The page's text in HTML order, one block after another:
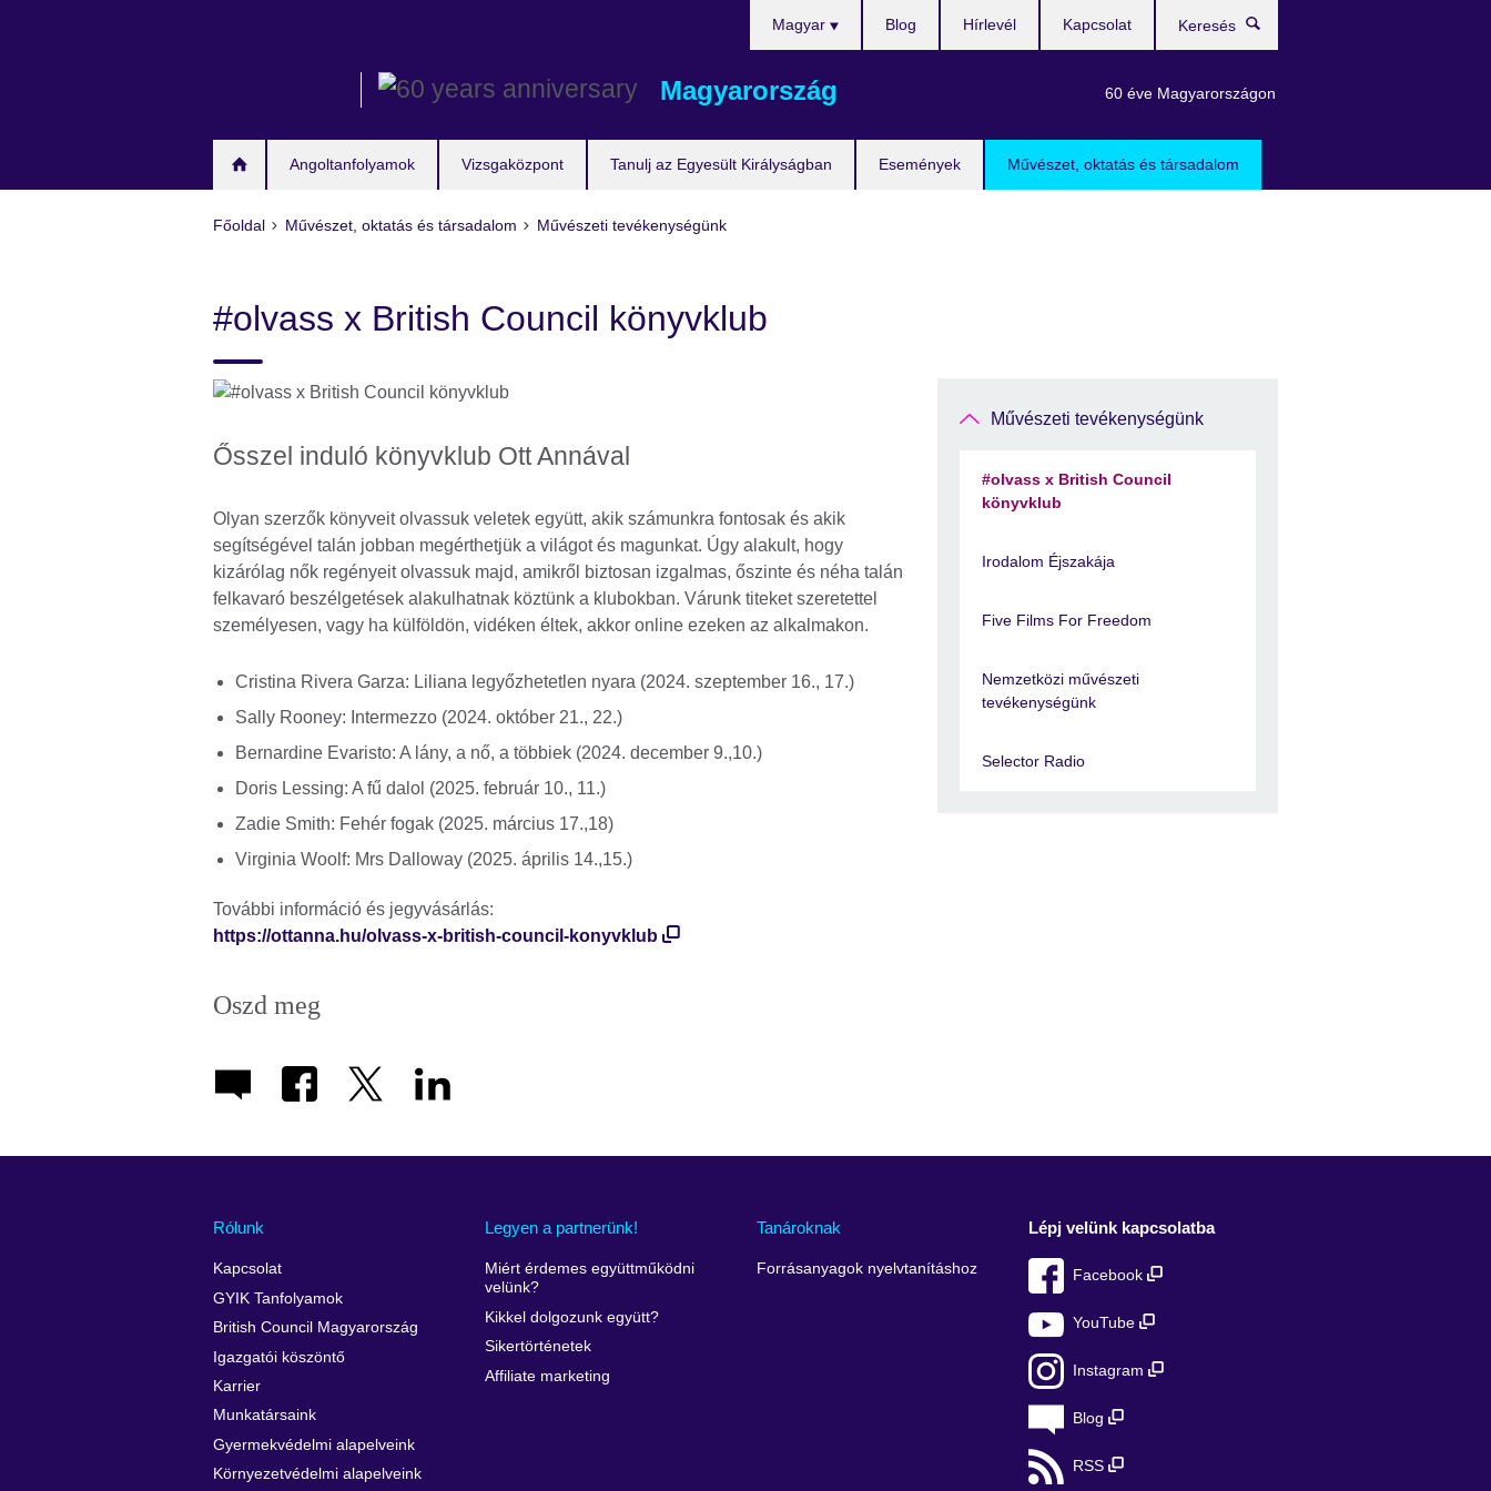
Magyarország
Angoltanfolyamok Vizsgaközpont Tanulj az Egyesült Királyságban Események Művészet, oktatás és társadalom
nyelvet!
Magyar
60 éve Magyarországon
Blog Hírlevél Kapcsolat
Főoldal Művészet, oktatás és társadalom Művészeti tevékenységünk
#olvass x British Council könyvklub
Ősszel induló könyvklub Ott Annával
Olyan szerzők könyveit olvassuk veletek együtt, akik számunkra fontosak és akik
segítségével talán jobban megérthetjük a világot és magunkat. Úgy alakult, hogy
kizárólag nők regényeit olvassuk majd, amikről biztosan izgalmas, őszinte és néha talán
felkavaró beszélgetések alakulhatnak köztünk a klubokban. Várunk titeket szeretettel
személyesen, vagy ha külföldön, vidéken éltek, akkor online ezeken az alkalmakon.
Cristina Rivera Garza: Liliana legyőzhetetlen nyara (2024. szeptember 16., 17.)
Sally Rooney: Intermezzo (2024. október 21., 22.)
Bernardine Evaristo: A lány, a nő, a többiek (2024. december 9.,10.)
Doris Lessing: A fű dalol (2025. február 10., 11.)
Zadie Smith: Fehér fogak (2025. március 17.,18)
Virginia Woolf: Mrs Dalloway (2025. április 14.,15.)
További információ és jegyvásárlás:
https://ottanna.hu/olvass-x-british-council-konyvklub
Oszd meg
Művészeti tevékenységünk
#olvass x British Council
könyvklub
Irodalom Éjszakája
Five Films For Freedom
Nemzetközi művészeti
tevékenységünk
Selector Radio
Rólunk
Kapcsolat
GYIK Tanfolyamok
British Council Magyarország
Igazgatói köszöntő
Karrier
Munkatársaink
Gyermekvédelmi alapelveink
Környezetvédelmi alapelveink
Legyen a partnerünk!
Miért érdemes együttműködni
velünk?
Kikkel dolgozunk együtt?
Sikertörténetek
Affiliate marketing
Tanároknak
Forrásanyagok nyelvtanításhoz
Lépj velünk kapcsolatba
Facebook
YouTube
Instagram
Blog
RSS